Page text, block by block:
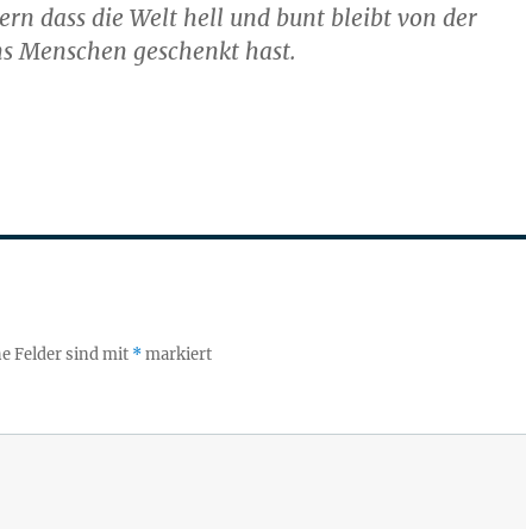
dass die Welt hell und bunt bleibt von der
Menschen geschenkt hast.
Felder sind mit *markiert